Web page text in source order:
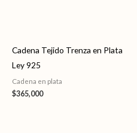
Cadena Tejido Trenza en Plata
Ley 925
Cadena en plata
$365,000